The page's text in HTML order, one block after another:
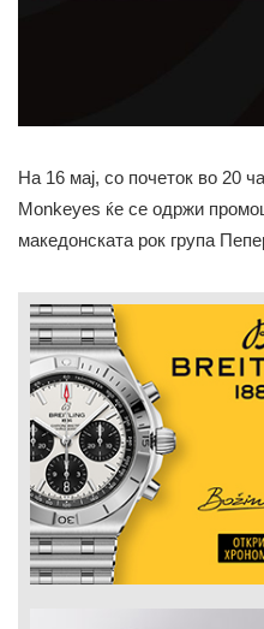
На 16 мај, со почеток во 20
Monkeyes ќе се одржи
македонската рок група